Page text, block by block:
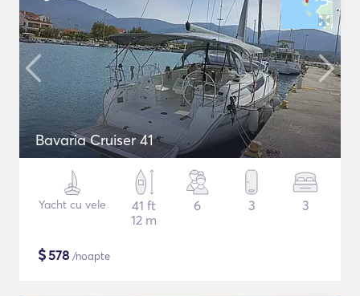
Bavaria Cruiser 41
Yacht cu vele
41 ft
12 m
6 3 3
$578 /noapte